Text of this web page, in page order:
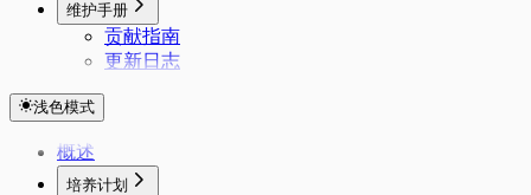
维护手册
贡献指南
更新日志
浅色模式
概述
培养计划